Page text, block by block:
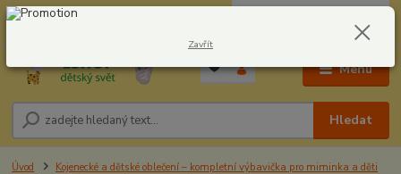
Menu
Hledat
604278943 0,00 Kč
Úvod
Kojenecké a dětské oblečení – kompletní výbavička pro miminka a děti
Zavřít